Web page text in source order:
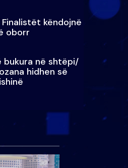
këndojnë
oborr
në shtëpi/
hidhen së